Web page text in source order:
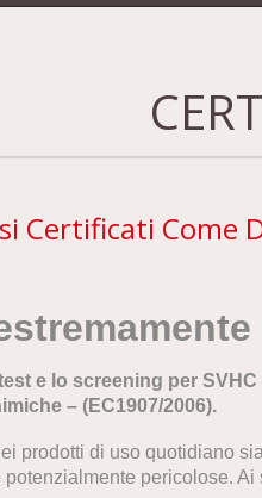
Certificati Come
e lo screening per
– (EC1907/2006).
prodotti di uso quotidiano
pericolose.